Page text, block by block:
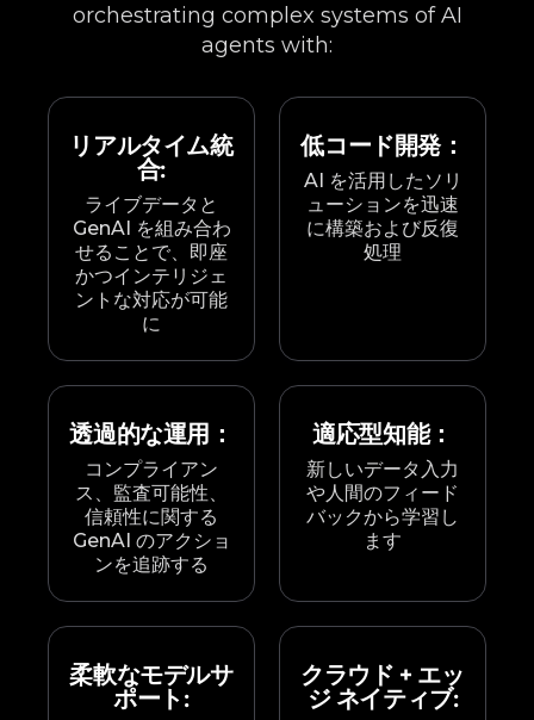
orchestrating complex systems of AI
agents with:
リアルタイム統
合:
ライブデータと
GenAI を組み合わ
せることで、即座
かつインテリジェ
ントな対応が可能
に
低コード開発：
AI を活用したソリ
ューションを迅速
に構築および反復
処理
透過的な運用：
コンプライアン
ス、監査可能性、
信頼性に関する
GenAI のアクショ
ンを追跡する
適応型知能：
新しいデータ入力
や人間のフィード
バックから学習し
ます
柔軟なモデルサ
ポート:
クラウド + エッ
ジ ネイティブ: